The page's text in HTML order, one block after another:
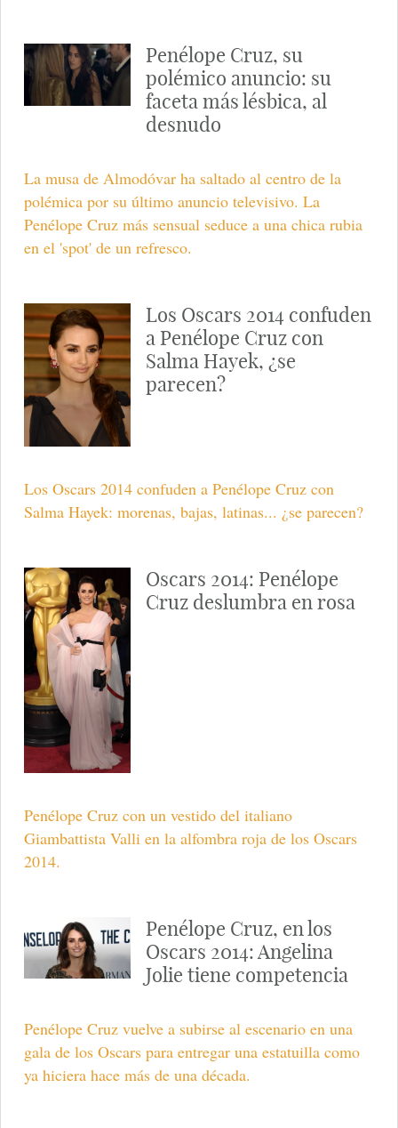
Penélope Cruz, su
polémico anuncio: su
faceta más lésbica, al
desnudo
La musa de Almodóvar ha saltado al centro de la
polémica por su último anuncio televisivo. La
Penélope Cruz más sensual seduce a una chica rubia
en el 'spot' de un refresco.
Los Oscars 2014 confuden
a Penélope Cruz con
Salma Hayek, ¿se
parecen?
Los Oscars 2014 confuden a Penélope Cruz con
Salma Hayek: morenas, bajas, latinas... ¿se parecen?
Oscars 2014: Penélope
Cruz deslumbra en rosa
Penélope Cruz con un vestido del italiano
Giambattista Valli en la alfombra roja de los Oscars
2014.
Penélope Cruz, en los
Oscars 2014: Angelina
Jolie tiene competencia
Penélope Cruz vuelve a subirse al escenario en una
gala de los Oscars para entregar una estatuilla como
ya hiciera hace más de una década.